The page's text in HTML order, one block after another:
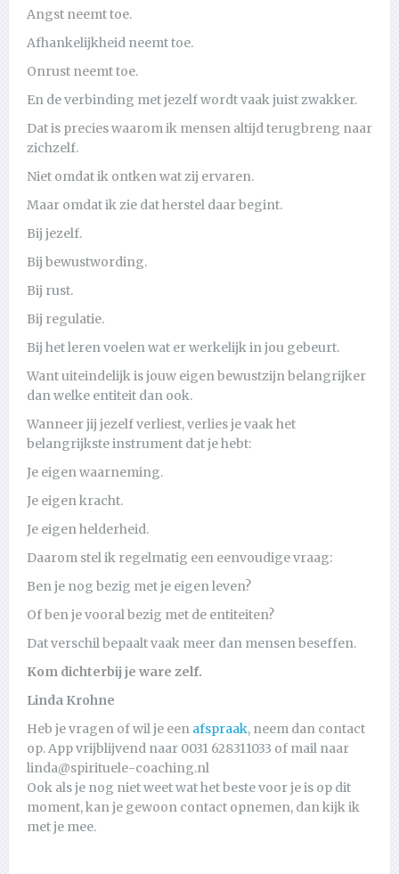
Angst neemt toe.
Afhankelijkheid neemt toe.
Onrust neemt toe.
En de verbinding met jezelf wordt vaak juist zwakker.
Dat is precies waarom ik mensen altijd terugbreng naar
zichzelf.
Niet omdat ik ontken wat zij ervaren.
Maar omdat ik zie dat herstel daar begint.
Bij jezelf.
Bij bewustwording.
Bij rust.
Bij regulatie.
Bij het leren voelen wat er werkelijk in jou gebeurt.
Want uiteindelijk is jouw eigen bewustzijn belangrijker
dan welke entiteit dan ook.
Wanneer jij jezelf verliest, verlies je vaak het
belangrijkste instrument dat je hebt:
Je eigen waarneming.
Je eigen kracht.
Je eigen helderheid.
Daarom stel ik regelmatig een eenvoudige vraag:
Ben je nog bezig met je eigen leven?
Of ben je vooral bezig met de entiteiten?
Dat verschil bepaalt vaak meer dan mensen beseffen.
Kom dichterbij je ware zelf.
Linda Krohne
Heb je vragen of wil je een afspraak, neem dan contact
op. App vrijblijvend naar 0031 628311033 of mail naar
linda@spirituele-coaching.nl
Ook als je nog niet weet wat het beste voor je is op dit
moment, kan je gewoon contact opnemen, dan kijk ik
met je mee.